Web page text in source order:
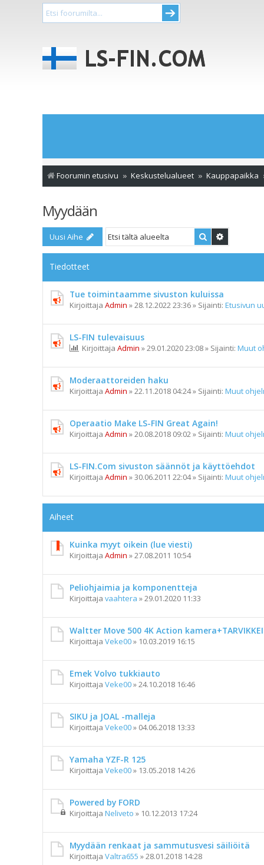
Foorumin etusivu Keskustelualueet Kauppapaikka
Myydään
Uusi Aihe Etsi
Tiedotteet
Tue toimintaamme sivuston kuluissa
Kirjoittaja Admin »28.12.2022 23:36» Sijainti: Etusivun
LS-FIN tulevaisuus
Kirjoittaja Admin »29.01.2020 23:08» Sijainti: Muut
Moderaattoreiden haku
Kirjoittaja Admin »22.11.2018 04:24» Sijainti: Muut
Operaatio Make LS-FIN Great Again!
Kirjoittaja Admin »20.08.2018 09:02» Sijainti: Muut
LS-FIN.Com sivuston säännöt ja käyttöehdot
Kirjoittaja Admin »30.06.2011 22:04» Sijainti: Muut
Aiheet
Kuinka myyt oikein (lue viesti)
Kirjoittaja Admin »27.08.2011 10:54
Peliohjaimia ja komponentteja
Kirjoittaja vaahtera »29.01.2020 11:33
Waltter Move 500 4K Action
Kirjoittaja Veke00» 10.03.2019 16:15
Emek Volvo tukkiauto
Kirjoittaja Veke00»24.10.2018 16:46
SIKU ja JOAL -malleja
Kirjoittaja Veke00» 04.06.2018 13:33
Yamaha YZF-R 125
Kirjoittaja Veke00» 13.05.2018 14:26
Powered by FORD
Kirjoittaja Neliveto » 10.12.2013 17:24
Myydään renkaat ja sammutusvesi säiliöitä
Kirjoittaja Valtra655 »28.01.2018 14:28